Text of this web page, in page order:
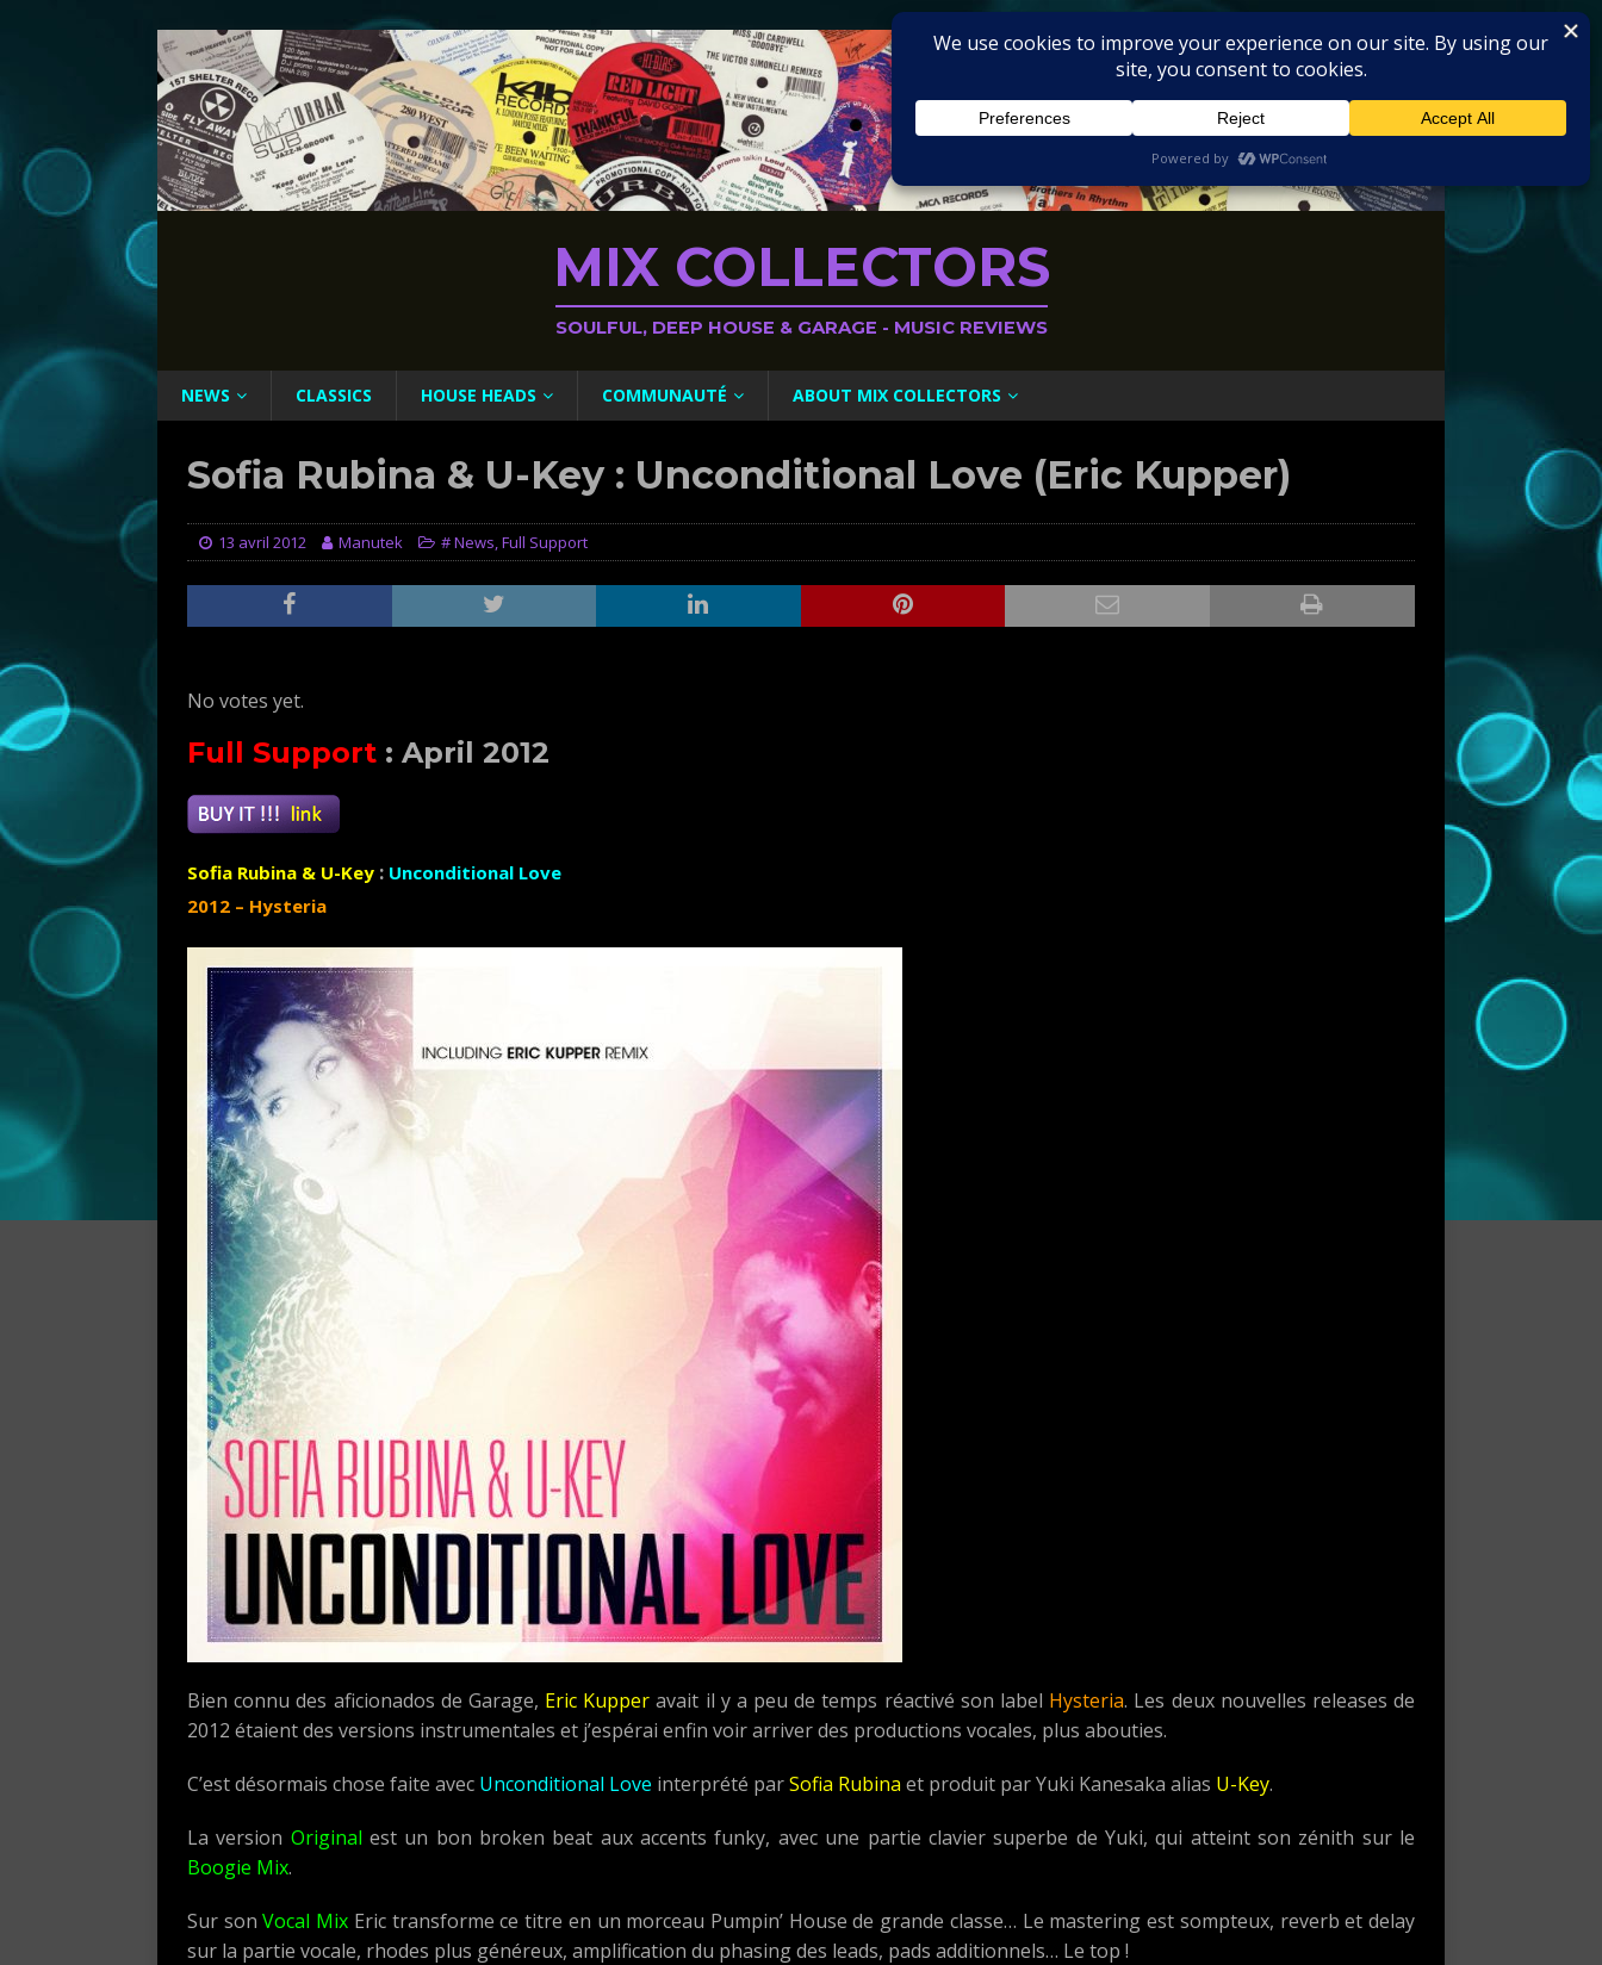
MIX COLLECTORS
SOULFUL, DEEP HOUSE & GARAGE - MUSIC REVIEWS
NEWS CLASSICS HOUSE HEADS COMMUNAUTÉ ABOUT MIX COLLECTORS
Sofia Rubina & U-Key : Unconditional Love (Eric Kupper)
13 avril 2012 Manutek # News,Full Support
No votes yet.
Full Support : April 2012
Sofia Rubina & U-Key : Unconditional Love
2012 – Hysteria
Bien connu des aficionados de Garage, Eric Kupper avait il y a peu de temps réactivé son label Hysteria. Les deux nouvelles releases de
2012 étaient des versions instrumentales et j’espérai enfin voir arriver des productions vocales, plus abouties.
C’est désormais chose faite avec Unconditional Love interprété parSofia Rubina et produit par Yuki Kanesaka alias U-Key.
La version Original est un bon broken beat aux accents funky, avec une partie clavier superbe de Yuki, qui atteint son zénith sur le
Boogie Mix.
Sur sonVocal Mix Eric transforme ce titre en un morceau Pumpin’ House de grande classe… Le mastering est sompteux, reverb et delay
sur la partie vocale, rhodes plus généreux, amplification du phasing des leads, pads additionnels… Le top !